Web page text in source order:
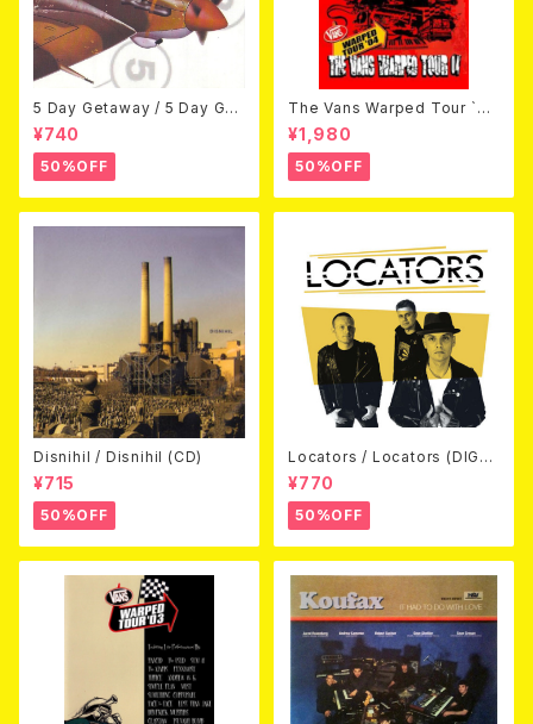
5 Day Getaway / 5 Day Get
away (CDEP)
¥740
50%OFF
The Vans Warped Tour `04
Beyond Warped (国内盤DV
D)
¥1,980
50%OFF
Disnihil / Disnihil (CD)
¥715
50%OFF
Locators / Locators (DIGPA
CK CD)
¥770
50%OFF